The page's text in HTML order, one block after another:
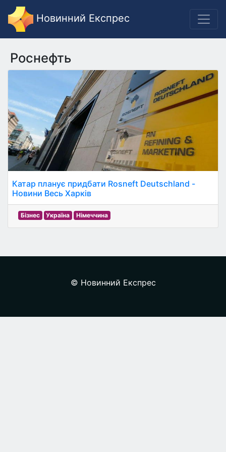
Новинний Експрес
Роснефть
Катар планує придбати Rosneft Deutschland -
Новини Весь Харків
Бізнес Україна Німеччина
© Новинний Експрес